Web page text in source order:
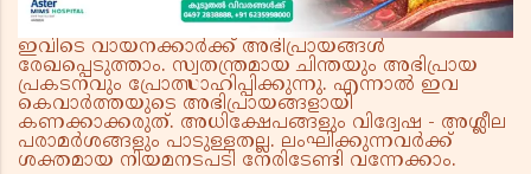
ഇവിടെ വായനക്കാർക്ക് അഭിപ്രായങ്ങൾ
രേഖപ്പെടുത്താം. സ്വതന്ത്രമായ ചിന്തയും അഭിപ്രായ
പ്രകടനവും പ്രോത്സാഹിപ്പിക്കുന്നു. എന്നാൽ ഇവ
കെവാർത്തയുടെ അഭിപ്രായങ്ങളായി
കണക്കാക്കരുത്. അധിക്ഷേപങ്ങളും വിദ്വേഷ - അശ്ലീല
പരാമർശങ്ങളും പാടുള്ളതല്ല. ലംഘിക്കുന്നവർക്ക്
ശക്തമായ നിയമനടപടി നേരിടേണ്ടി വന്നേക്കാം.